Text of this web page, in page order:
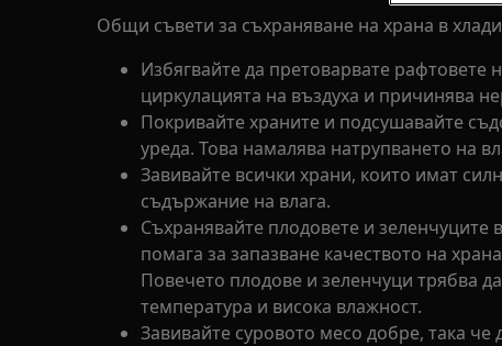
Общи съвети за съхраняване на храна в
Избягвайте да претоварвате рафтовете
циркулацията на въздуха и причинява
Покривайте храните и подсушавайте
уреда. Това намалява натрупването на
Завивайте всички храни, които имат
съдържание на влага.
Съхранявайте плодовете и зеленчуците
помага за запазване качеството на
Повечето плодове и зеленчуци трябва
температура и висока влажност.
Завивайте суровото месо добре, така